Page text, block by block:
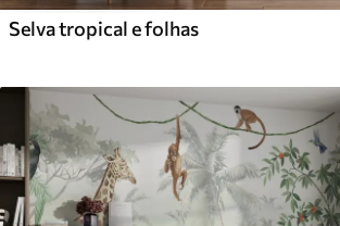
Selva tropical e folhas